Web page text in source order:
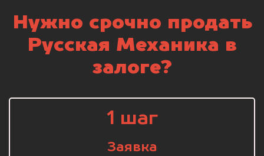
Нужно срочно продать
Русская Механика в
залоге?
1 шаг
Заявка